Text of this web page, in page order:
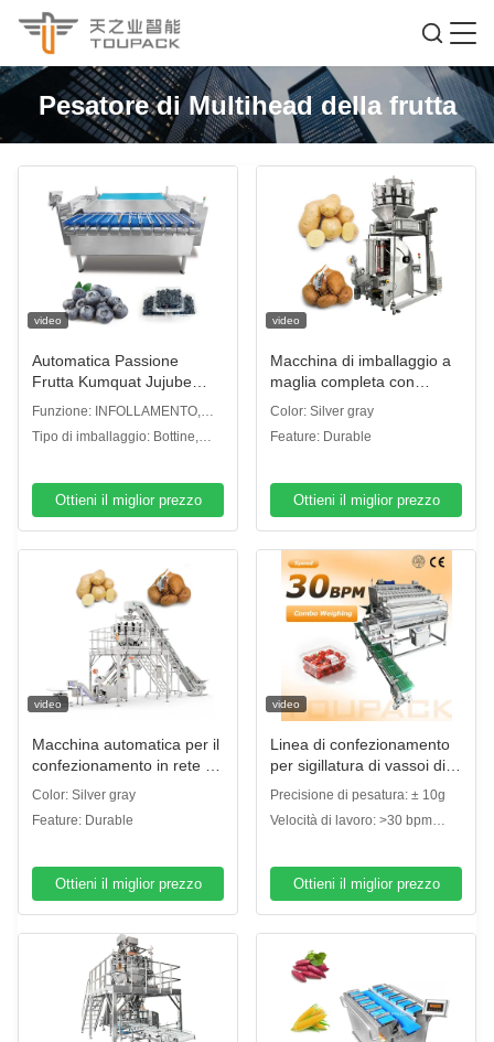
Pesatore di Multihead della frutta
video
Automatica Passione
Frutta Kumquat Jujube
invernale Scatola di
plastica confezionamento
macchina Blackberry
confezionamento linea
Funzione: INFOLLAMENTO,
avvolgimento, rivestimento,
Tipo di imballaggio: Bottine,
Ottieni il miglior prezzo
video
Macchina di imballaggio a
maglia completa con
funzione di clip per patate
cipolle aglio arancione
verdure Macchina di
Color: Silver gray
Feature: Durable
Ottieni il miglior prezzo
video
Macchina automatica per il
confezionamento in rete di
noci di alta qualità,
macchina per il
confezionamento in sacchi
patate, agrumi, macchina
per il confezionamento in
sacchi a rete di monete di
cioccolato
Color: Silver gray
Feature: Durable
Ottieni il miglior prezzo
video
Linea di confezionamento
per sigillatura di vassoi di
frutta | Con disimpilatore
automatico di vassoi e
pesatrice lineare per frutta
Precisione di pesatura: ± 10g
Velocità di lavoro: >30 bpm
Ottieni il miglior prezzo